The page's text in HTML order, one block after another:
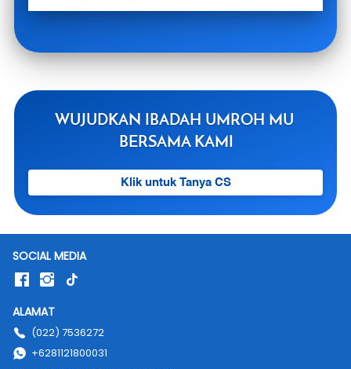
WUJUDKAN IBADAH UMROH MU
BERSAMA KAMI
`Klik untuk Tanya CS
SOCIAL MEDIA
ALAMAT
(022) 7536272
+6281121800031